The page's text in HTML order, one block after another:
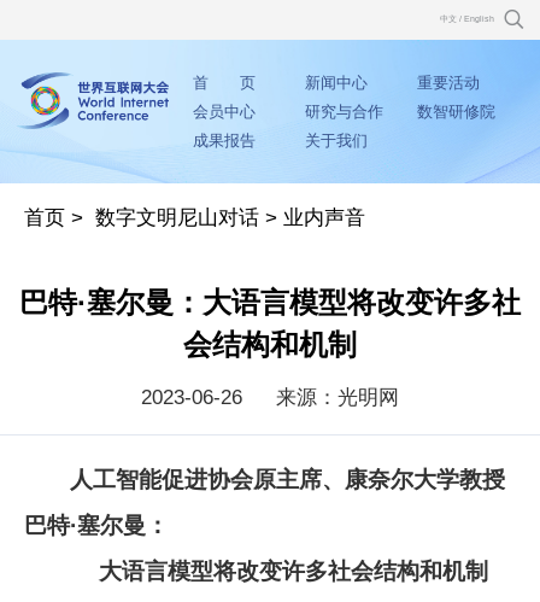
中文 / English
首 页 新闻中心
重要活动
会员中心
研究与合作
数智研修院
成果报告
关于我们
首页 > 数字文明尼山对话 > 业内声音
巴特·塞尔曼：大语言模型将改变许多社
会结构和机制
2023-06-26 来源：光明网
人工智能促进协会原主席、康奈尔大学教授
巴特·塞尔曼：
大语言模型将改变许多社会结构和机制